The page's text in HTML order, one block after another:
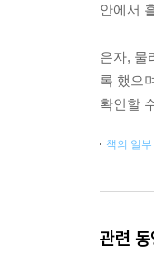
안에서
은자, 물
록 했으
확인할
책의 일
관련